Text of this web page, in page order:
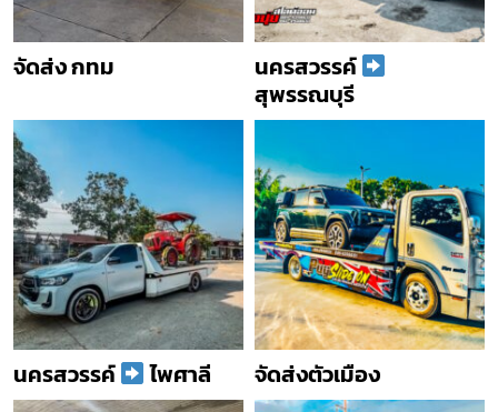
จัดส่ง กทม
นครสวรรค์
สุพรรณบุรี
นครสวรรค์ ไพศาลี จัดส่งตัวเมือง